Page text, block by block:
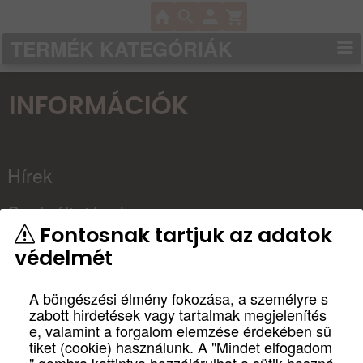
INFORMÁCIÓK
Hírek
Szolgáltatások
Kapcsolat
Partnereink
Házimozi
tervezés, építés
Fontosnak tartjuk az adatok
védelmét
A böngészési élmény fokozása, a személyre s
zabott hirdetések vagy tartalmak megjelenítés
e, valamint a forgalom elemzése érdekében sü
tiket (cookie) használunk. A "Mindet elfogadom